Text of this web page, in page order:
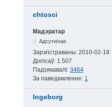
chtosci
Мадэратар
Адсутнічае
Зарэгістраваны: 2010-02-18
Допісаў: 1.507
Падзякавалі: 3464
За паведамленне: 1
Ingeborg